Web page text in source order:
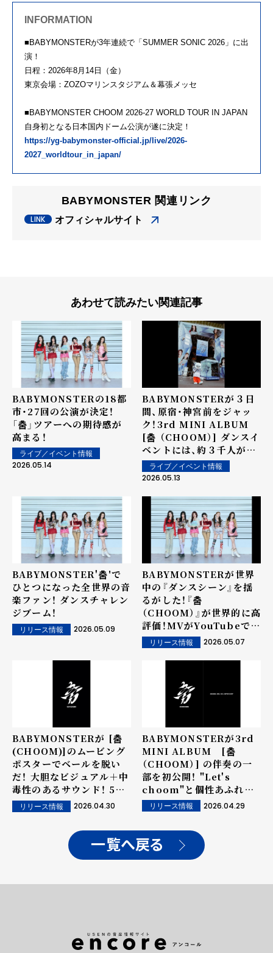
INFORMATION
■BABYMONSTERが3年連続で「SUMMER SONIC 2026」に出
演！
日程：2026年8月14日（金）
東京会場：ZOZOマリンスタジアム＆幕張メッセ
■BABYMONSTER CHOOM 2026-27 WORLD TOUR IN JAPAN
自身初となる日本国内ドーム公演が遂に決定！
https://yg-babymonster-official.jp/live/2026-
2027_worldtour_in_japan/
BABYMONSTER 関連リンク
オフィシャルサイト
あわせて読みたい関連記事
BABYMONSTERの18都
市・27回の公演が決定！
「춤」ツアーへの期待感が
高まる！
ライブ／イベント情報
2026.05.14
BABYMONSTERが３日
間、原宿・神宮前をジャッ
ク！3rd MINI ALBUM
[춤 （CHOOM）] ダンスイ
ベントには、約３千人が参
加！ライブ／イベント情報
2026.05.13
BABYMONSTER'춤'で
ひとつになった全世界の音
楽ファン！ ダンスチャレン
ジブーム！
リリース情報 2026.05.09
BABYMONSTERが世界
中の『ダンスシーン』を揺
るがした！『춤
（CHOOM）』が世界的に高
評価！MVがYouTubeで公
開されてからわずか1日
で、再生回数が1600万回
を突破！韓国ハンター・チ
己最高記録を更新！
リリース情報 2026.05.07
BABYMONSTERが [춤
(CHOOM)]のムービング
ポスターでベールを脱い
だ！ 大胆なビジュアル＋中
毒性のあるサウンド！ 5月
4日18時に、3rd MINI
ALBUM [춤(CHOOM)]
リリース情報 2026.04.30
BABYMONSTERが3rd
MINI ALBUM [춤
（CHOOM）] の伴奏の一
部を初公開！ "Let's
choom"と個性あふれる
サウンドとパフォーマンス
で、世界のファンの心を狙
い撃ち！
リリース情報 2026.04.29
一覧へ戻る